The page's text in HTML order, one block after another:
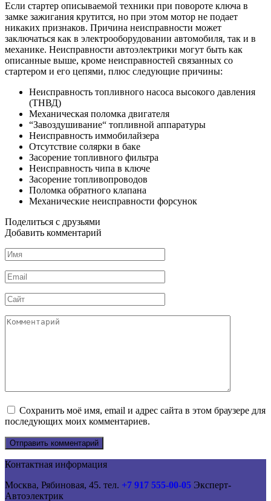
Если стартер описываемой техники при повороте ключа в
замке зажигания крутится, но при этом мотор не подает
никаких признаков. Причина неисправности может
заключаться как в электрооборудовании автомобиля, так и в
механике. Неисправности автоэлектрики могут быть как
описанные выше, кроме неисправностей связанных со
стартером и его цепями, плюс следующие причины:
Неисправность топливного насоса высокого давления
(ТНВД)
Механическая поломка двигателя
“Завоздушивание“ топливной аппаратуры
Неисправность иммобилайзера
Отсутствие солярки в баке
Засорение топливного фильтра
Неисправность чипа в ключе
Засорение топливопроводов
Поломка обратного клапана
Механические неисправности форсунок
Поделиться с друзьями
Добавить комментарий
Имя
*
Email
*
Сайт
Комментарий
Сохранить моё имя, email и адрес сайта в этом браузере для
последующих моих комментариев.
Контактная информация
Москва, Рябиновая, 45. тел. +7 917 555-00-05 Эксперт-
Автоэлектрик